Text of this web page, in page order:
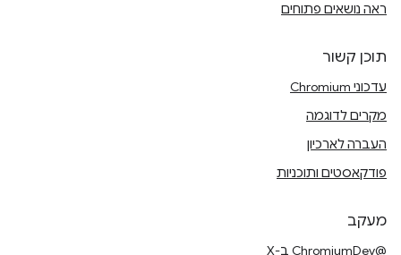
ראה נושאים פתוחים
תוכן קשור
עדכוני Chromium
מקרים לדוגמה
העברה לארכיון
פודקאסטים ותוכניות
מעקב
@ChromiumDev ב-X